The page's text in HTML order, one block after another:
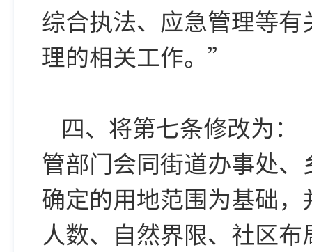
综合执法、应急管理等
理的相关工作。”
四、将第七条修改为
管部门会同街道办事处
确定的用地范围为基础
人数、自然界限、社区